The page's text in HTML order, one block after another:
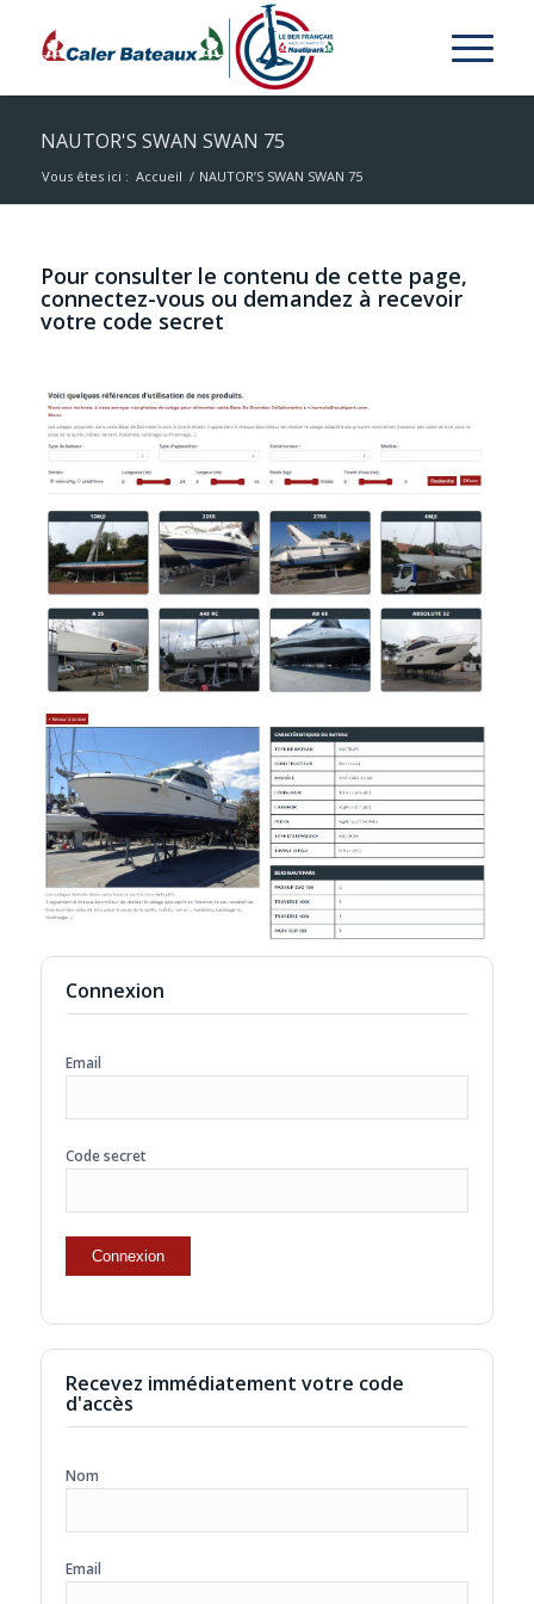
NAUTOR'S SWAN SWAN 75
Vous êtes ici : Accueil / NAUTOR’S SWAN SWAN 75
Pour consulter le contenu de cette page,
connectez-vous ou demandez à recevoir
votre code secret
Connexion
Email
Code secret
Recevez immédiatement votre code
d'accès
Nom
Email